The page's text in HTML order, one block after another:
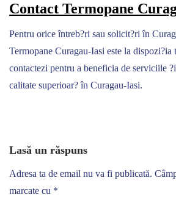
Contact Termopane
Pentru orice întreb?ri sau solicit?ri în
Termopane Curagau-Iasi este la dispozi?ia
contactezi pentru a beneficia de serviciile
calitate superioar? în Curagau-Iasi.
Lasă un răspuns
Adresa ta de email nu va fi publicată.
marcate cu *